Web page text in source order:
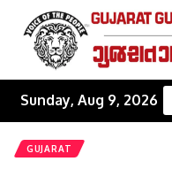
Sunday, Aug 9, 2026
GUJARAT